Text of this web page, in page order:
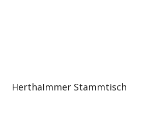
HerthaImmer Stammtisch